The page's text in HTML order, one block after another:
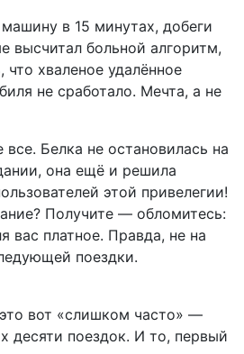
в 15 минутах, добеги
высчитал больной алгоритм,
хваленое удалённое
не сработало. Мечта, а не
Белка не остановилась на
она ещё и решила
этой привелегии!
Получите — обломитесь:
вас платное. Правда, не на
поездки.
вот «слишком часто» —
десяти поездок. И то, первый